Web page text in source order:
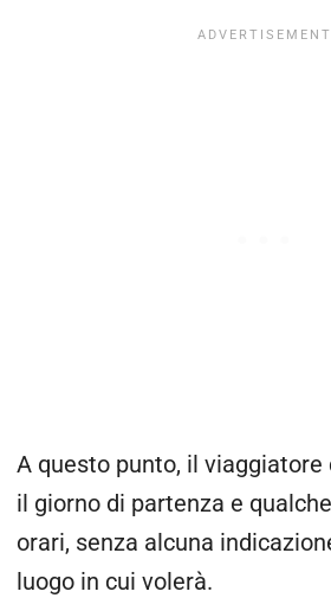
A questo punto, il
il giorno di partenza e
orari, senza alcuna
luogo in cui volerà.